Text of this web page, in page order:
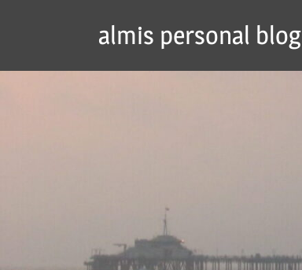
almis personal blog